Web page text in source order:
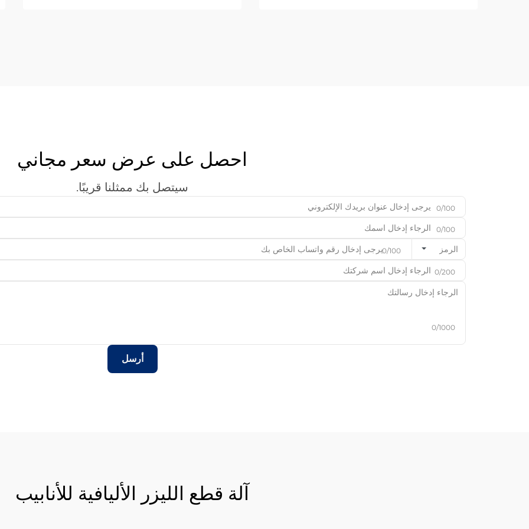
احصل على عرض سعر مجاني
سيتصل بك ممثلنا قريبًا.
0/100
0/100
الرمز 0/100
0/200
0/1000
أرسل
آلة قطع الليزر الأليافية للأنابيب